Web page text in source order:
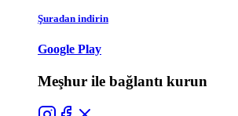
Şuradan indirin
Google Play
Meşhur ile bağlantı kurun